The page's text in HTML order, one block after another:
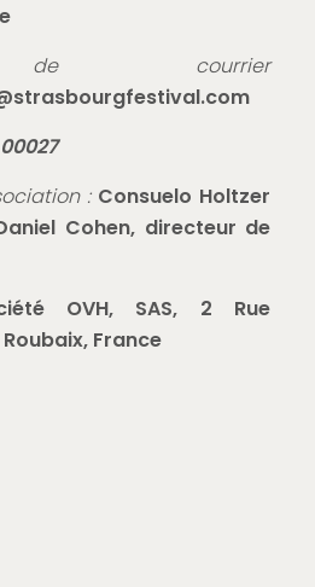
de courrier
: Consuelo Holtzer
Cohen, directeur de
OVH, SAS, 2 Rue
France